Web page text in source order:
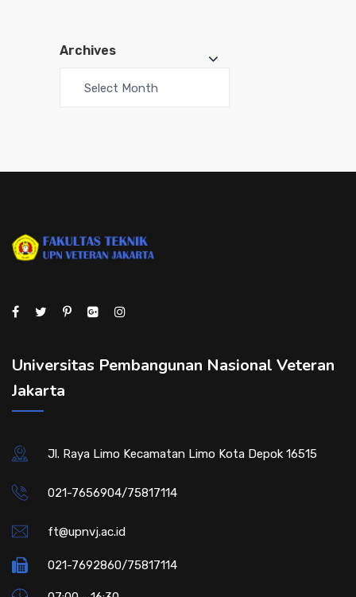
Archives
Universitas Pembangunan Nasional Veteran
Jakarta
Jl. Raya Limo Kecamatan Limo Kota Depok 16515
021-7656904/75817114
ft@upnvj.ac.id
021-7692860/75817114